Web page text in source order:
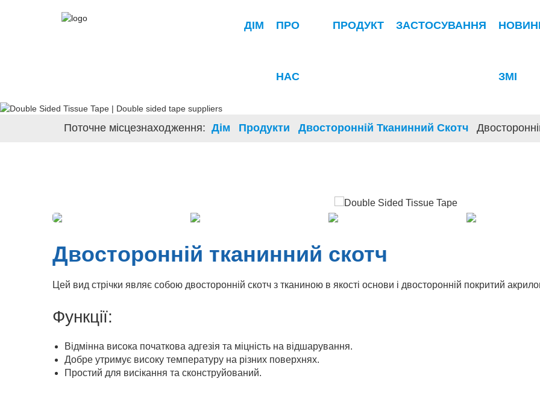
ДІМ ПРО
НАС
ПРОДУКТ ЗАСТОСУВАННЯ
ЗМІ
Поточне місцезнаходження: Дім Продукти Двосторонній Тканинний Скотч
Двосторонній тканинний скотч
Цей вид стрічки являє собою двосторонній скотч з тканиною в якості основи і двосторонній покритий
Функції:
Відмінна висока початкова адгезія та міцність на відшарування.
Добре утримує високу температуру на різних поверхнях.
Простий для висікання та сконструйований.